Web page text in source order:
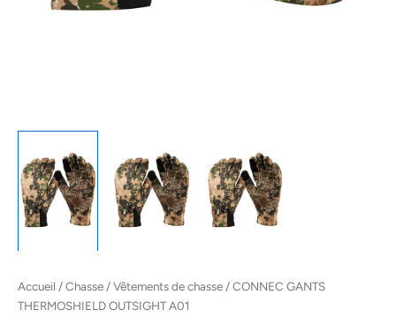
Accueil /Chasse /Vêtements de chasse / CONNEC GANTS
THERMOSHIELD OUTSIGHT A01